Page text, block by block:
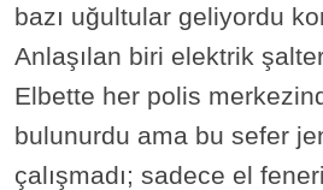
bazı uğultular geliyordu
Anlaşılan biri elektrik
Elbette her polis
bulunurdu ama bu sefer
çalışmadı; sadece el